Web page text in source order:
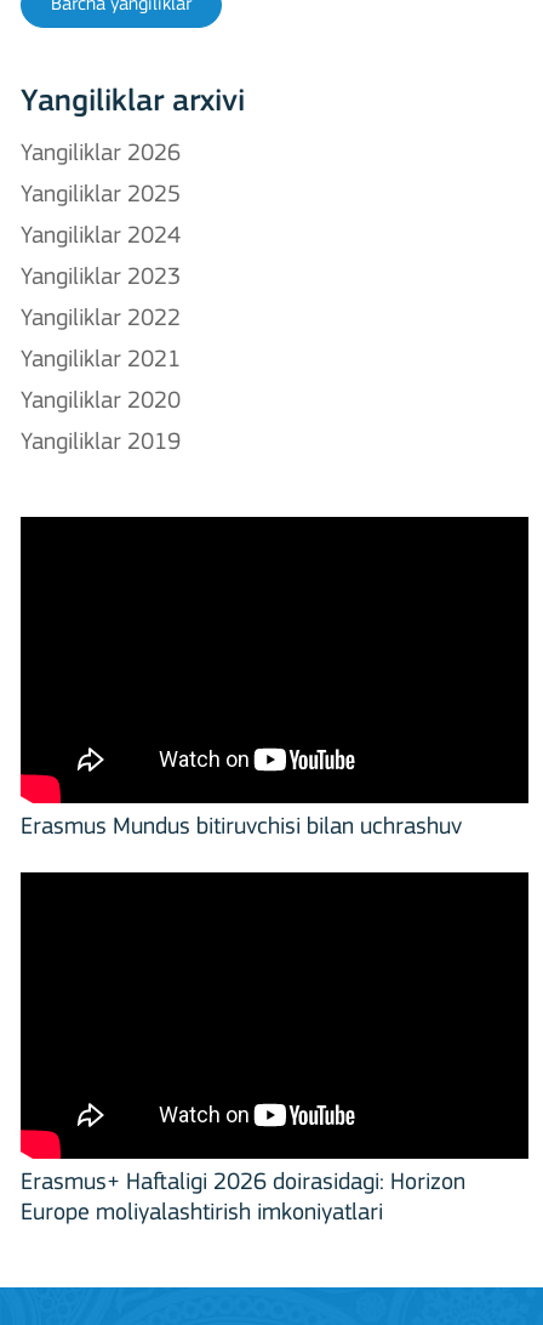
Barcha yangiliklar
Yangiliklar arxivi
Yangiliklar 2026
Yangiliklar 2025
Yangiliklar 2024
Yangiliklar 2023
Yangiliklar 2022
Yangiliklar 2021
Yangiliklar 2020
Yangiliklar 2019
Erasmus Mundus bitiruvchisi bilan uchrashuv
Erasmus+ Haftaligi 2026 doirasidagi: Horizon
Europe moliyalashtirish imkoniyatlari